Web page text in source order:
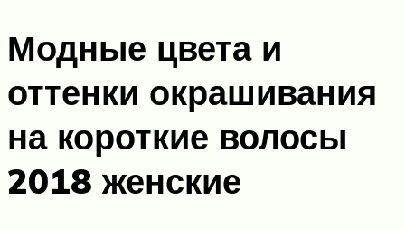
Модные цвета и
оттенки окрашивания
на короткие волосы
2018 женские